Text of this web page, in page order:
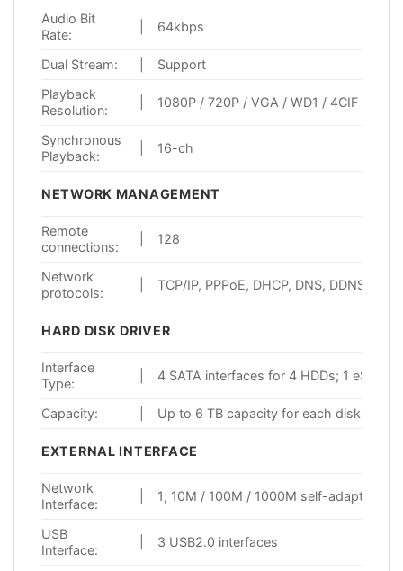
Audio Bit
Rate:
64kbps
Dual Stream:
Support
Playback
Resolution:
1080P / 720P / VGA / WD1 / 4CIF / CIF /
Synchronous
Playback:
16-ch
NETWORK MANAGEMENT
Remote
connections:
128
Network
protocols:
TCP/IP, PPPoE, DHCP, DNS, DDNS,
HARD DISK DRIVER
Interface
Type:
4 SATA interfaces for 4 HDDs; 1 eSATA
Capacity: Up to 6 TB capacity for each disk
EXTERNAL INTERFACE
Network
Interface:
1; 10M / 100M / 1000M self-adaptive
USB
Interface:
3 USB2.0 interfaces